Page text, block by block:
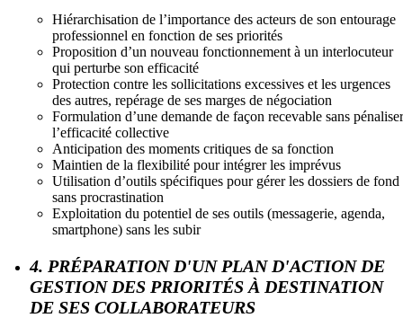
Hiérarchisation de l’importance des acteurs de son entourage
professionnel en fonction de ses priorités
Proposition d’un nouveau fonctionnement à un interlocuteur
qui perturbe son efficacité
Protection contre les sollicitations excessives et les urgences
des autres, repérage de ses marges de négociation
Formulation d’une demande de façon recevable sans pénaliser
l’efficacité collective
Anticipation des moments critiques de sa fonction
Maintien de la flexibilité pour intégrer les imprévus
Utilisation d’outils spécifiques pour gérer les dossiers de fond
sans procrastination
Exploitation du potentiel de ses outils (messagerie, agenda,
smartphone) sans les subir
4. PRÉPARATION D'UN PLAN D'ACTION DE
GESTION DES PRIORITÉS À DESTINATION
DE SES COLLABORATEURS